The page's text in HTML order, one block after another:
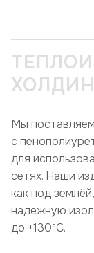
Мы
с
для
сетях. Наши
как под
надёжную
до +130ºC.